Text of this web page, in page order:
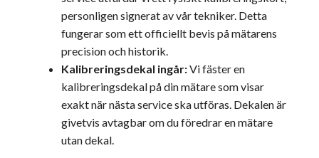
personligen signerat av vår tekniker. Detta
fungerar som ett officiellt bevis på mätarens
precision och historik.
Kalibreringsdekal ingår:Vi fäster en
kalibreringsdekal på din mätare som visar
exakt när nästa service ska utföras. Dekalen är
givetvis avtagbar om du föredrar en mätare
utan dekal.